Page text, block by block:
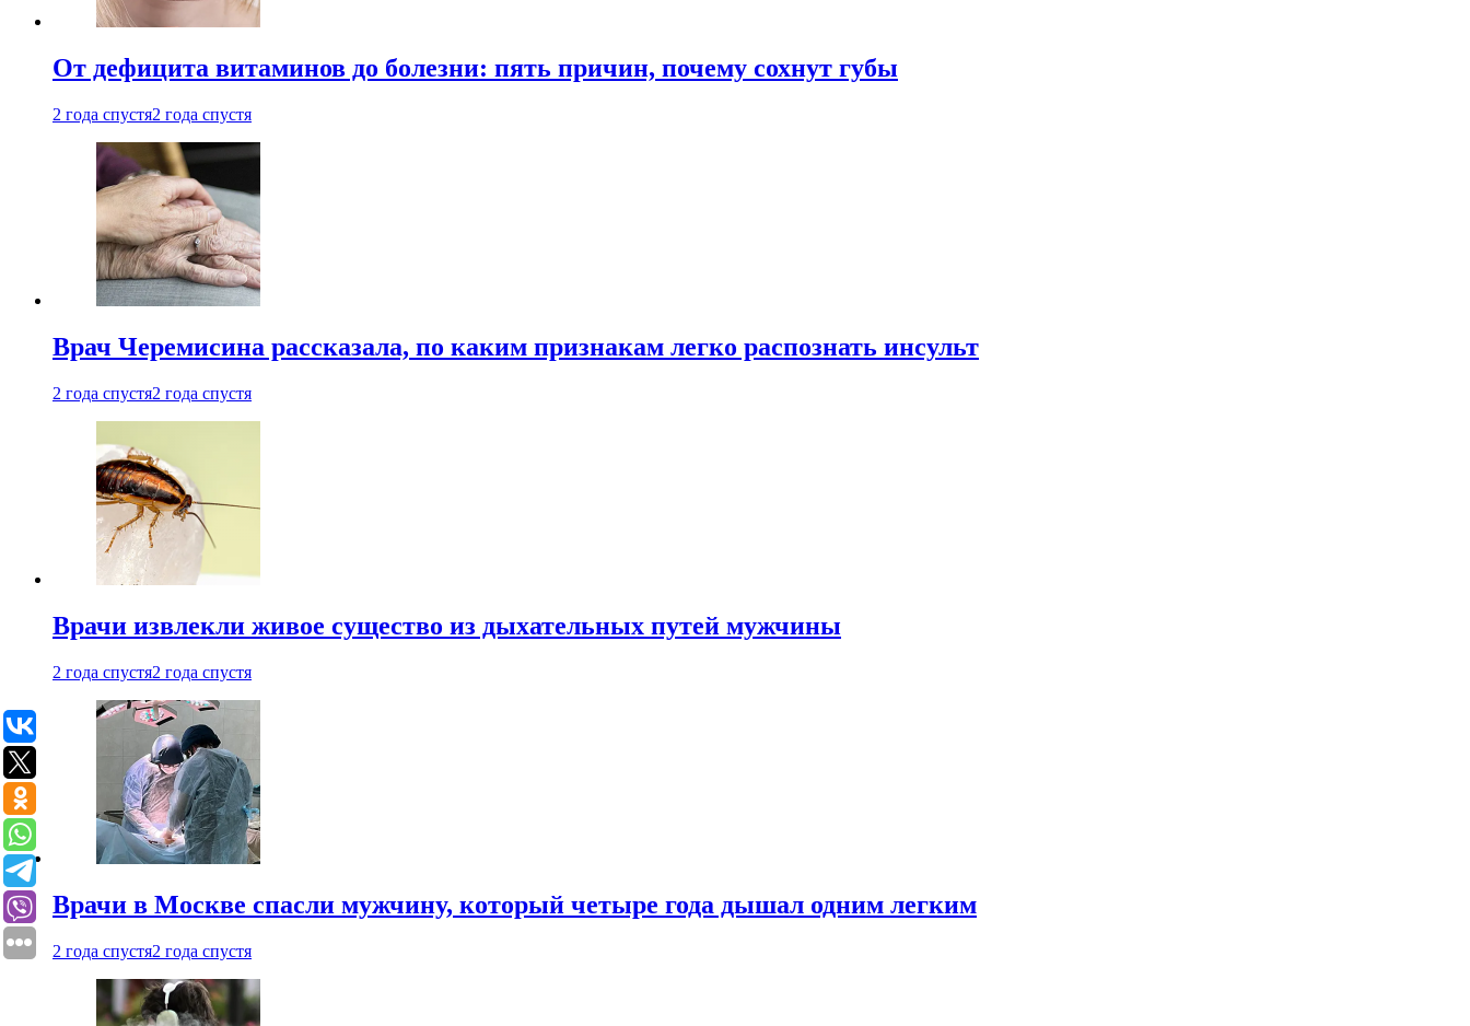
От дефицита витаминов до болезни: пять причин, почему сохнут губы
2 года спустя2 года спустя
Врач Черемисина рассказала, по каким признакам легко распознать инсульт
2 года спустя2 года спустя
Врачи извлекли живое существо из дыхательных путей мужчины
2 года спустя2 года спустя
Врачи в Москве спасли мужчину, который четыре года дышал одним легким
2 года спустя2 года спустя